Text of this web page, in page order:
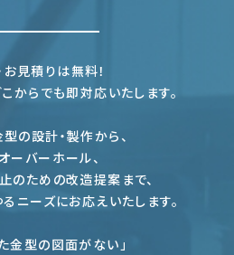
お見積りは無料！
からでも即対応いたします。
の設計・製作から、
ーバーホール、
のための改造提案まで、
ニーズにお応えいたします。
金型の図面がない」